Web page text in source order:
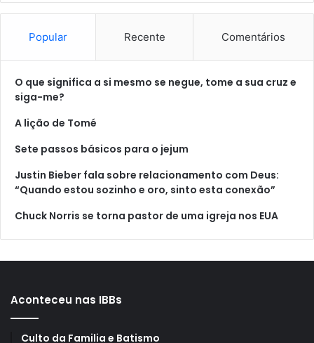
Popular Recente Comentários
O que significa a si mesmo se negue, tome a sua cruz e
siga-me?
A lição de Tomé
Sete passos básicos para o jejum
Justin Bieber fala sobre relacionamento com Deus:
“Quando estou sozinho e oro, sinto esta conexão”
Chuck Norris se torna pastor de uma igreja nos EUA
Aconteceu nas IBBs
Culto da Familia e Batismo